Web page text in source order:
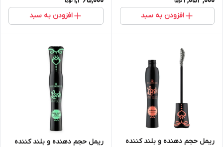
افزودن به سبد افزودن به سبد
ریمل حجم دهنده و بلند کننده
ریمل حجم دهنده و بلند کننده